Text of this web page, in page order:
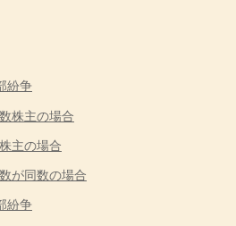
紛争
株主の場合
主の場合
が同数の場合
紛争